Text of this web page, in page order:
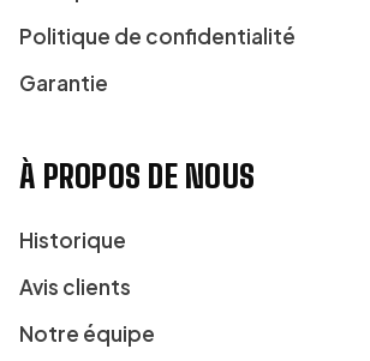
Politique de confidentialité
Garantie
À PROPOS DE NOUS
Historique
Avis clients
Notre équipe